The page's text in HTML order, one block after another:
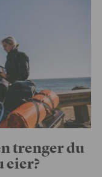
trenger du
eier?